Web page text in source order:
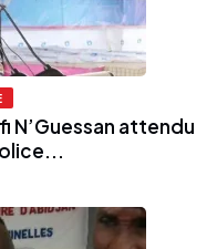
N’Guessan attendu